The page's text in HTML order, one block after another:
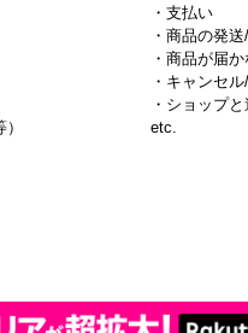
・支払い
・商品の発
・商品が届
・キャンセ
・ショップ
etc.